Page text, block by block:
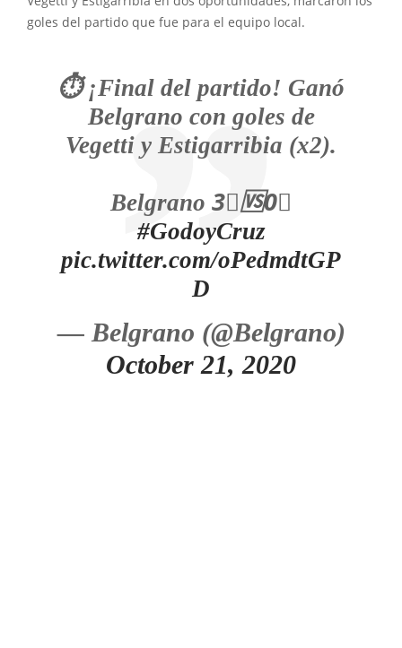
goles del partido que fue para el equipo local.
⏱ ¡Final del partido! Ganó
Belgrano con goles de
Vegetti y Estigarribia (x2).
Belgrano 3⃣🆚0⃣
#GodoyCruz
pic.twitter.com/oPedmdtGP
D
— Belgrano (@Belgrano)
October 21, 2020